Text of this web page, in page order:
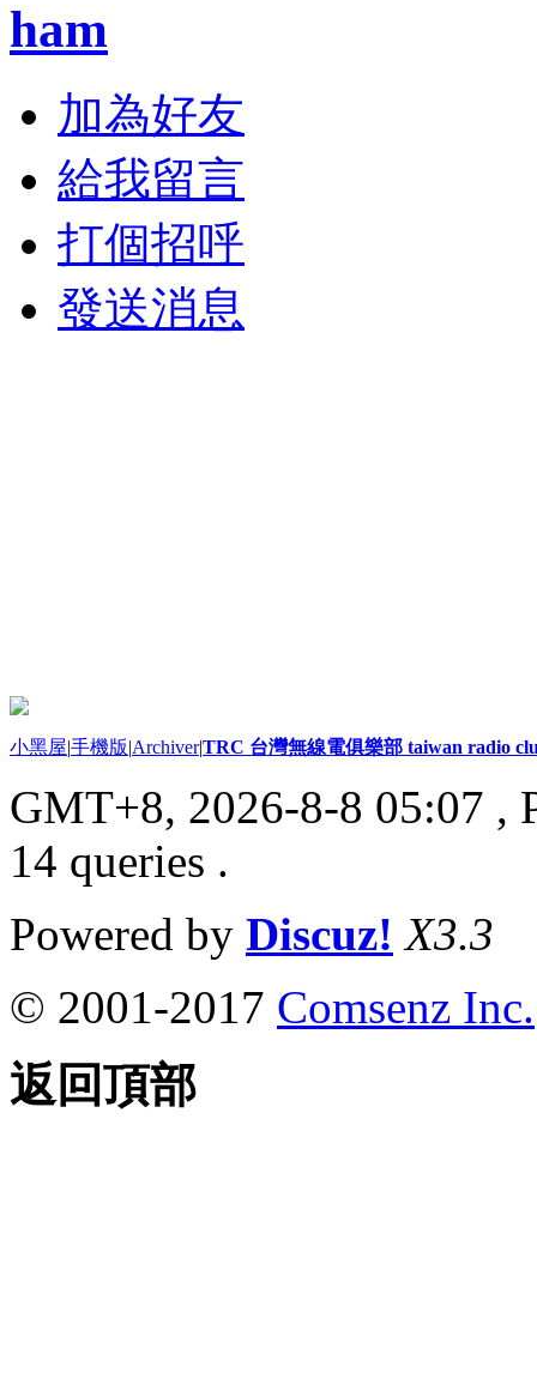
ham
加為好友
給我留言
打個招呼
發送消息
小黑屋|手機版|Archiver|TRC 台灣無線電俱樂部 taiwan radio
GMT+8, 2026-8-8 05:07 ,
14 queries .
Powered by Discuz! X3.3
© 2001-2017 Comsenz Inc.
返回頂部